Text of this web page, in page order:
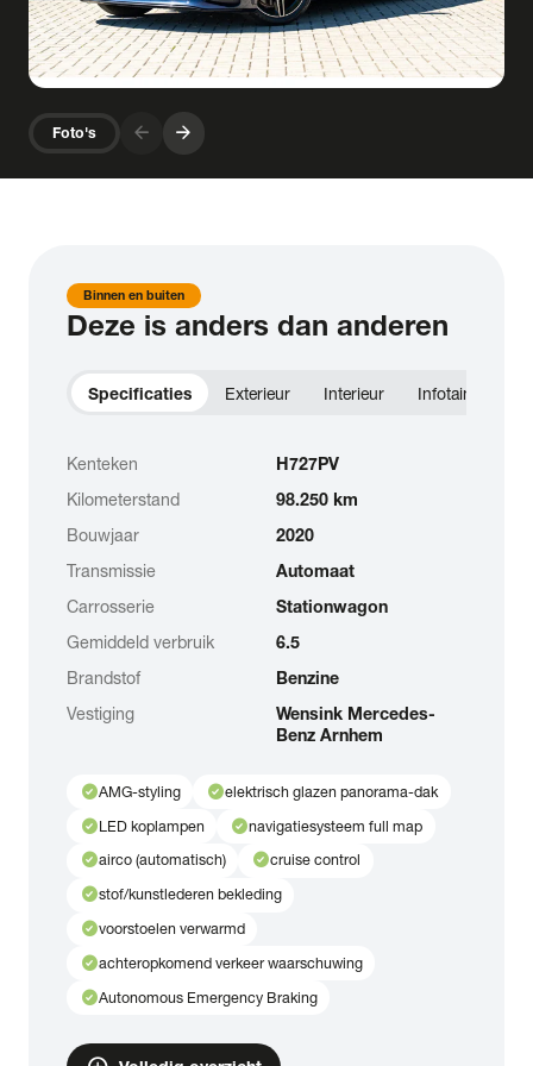
Foto's arrow_forward arrow_forward
Binnen en buiten
Deze is anders dan anderen
Specificaties Exterieur Interieur Infotainment
Kenteken
H727PV
Kilometerstand
98.250 km
Bouwjaar
2020
Transmissie
Automaat
Carrosserie
Stationwagon
Gemiddeld verbruik
6.5
Brandstof
Benzine
Vestiging
Wensink Mercedes-
Benz Arnhem
check_circleAMG-styling check_circleelektrisch glazen panorama-dak
check_circleLED koplampen check_circlenavigatiesysteem full map
check_circleairco (automatisch) check_circlecruise control
check_circlestof/kunstlederen bekleding
check_circlevoorstoelen verwarmd
check_circleachteropkomend verkeer waarschuwing
check_circleAutonomous Emergency Braking